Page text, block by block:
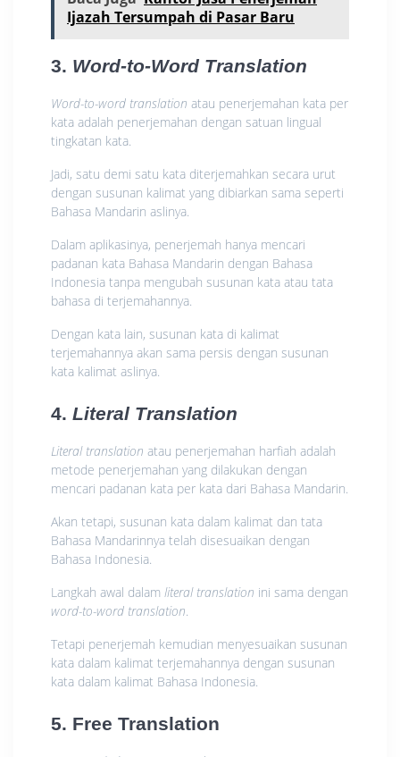
Ijazah Tersumpah di Pasar Baru
3. Word-to-Word Translation
Word-to-word translation atau penerjemahan kata per
kata adalah penerjemahan dengan satuan lingual
tingkatan kata.
Jadi, satu demi satu kata diterjemahkan secara urut
dengan susunan kalimat yang dibiarkan sama seperti
Bahasa Mandarin aslinya.
Dalam aplikasinya, penerjemah hanya mencari
padanan kata Bahasa Mandarin dengan Bahasa
Indonesia tanpa mengubah susunan kata atau tata
bahasa di terjemahannya.
Dengan kata lain, susunan kata di kalimat
terjemahannya akan sama persis dengan susunan
kata kalimat aslinya.
4. Literal Translation
Literal translation atau penerjemahan harfiah adalah
metode penerjemahan yang dilakukan dengan
mencari padanan kata per kata dari Bahasa Mandarin.
Akan tetapi, susunan kata dalam kalimat dan tata
Bahasa Mandarinnya telah disesuaikan dengan
Bahasa Indonesia.
Langkah awal dalam literal translation ini sama dengan
word-to-word translation.
Tetapi penerjemah kemudian menyesuaikan susunan
kata dalam kalimat terjemahannya dengan susunan
kata dalam kalimat Bahasa Indonesia.
5. Free Translation